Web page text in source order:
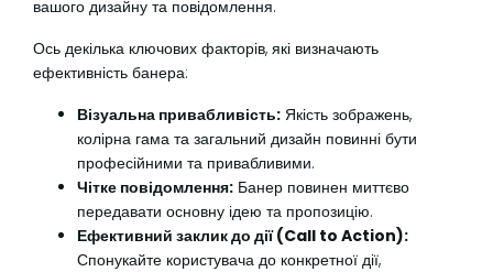
вашого дизайну та повідомлення.
Ось декілька ключових факторів, які визначають
ефективність банера:
Візуальна привабливість: Якість зображень,
колірна гама та загальний дизайн повинні бути
професійними та привабливими.
Чітке повідомлення: Банер повинен миттєво
передавати основну ідею та пропозицію.
Ефективний заклик до дії (Call to Action):
Спонукайте користувача до конкретної дії,